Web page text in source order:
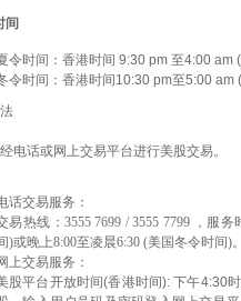
间
令时间：香港时间 9:30 pm 至4:00 am
令时间：香港时间10:30 pm至5:00 am
电话或网上交易平台进行美股交易。
话交易服务：
易热线 ：3555 7699 / 3555 7799 ，服
)或晚上8:00至凌晨6:30 (美国冬令时间)。
上交易服务：
股平台开放时间(香港时间): 下午4:30